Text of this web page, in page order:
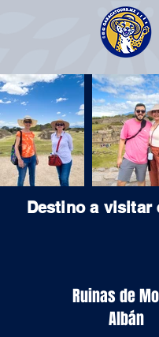
Ruinas de
Albán
Destino a visitar